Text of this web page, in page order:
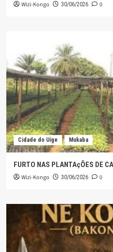
Wizi-Kongo 30/06/2026 0
Cidade do Uíge Mukaba
FURTO NAS PLANTAçÕES DE
Wizi-Kongo 30/06/2026 0